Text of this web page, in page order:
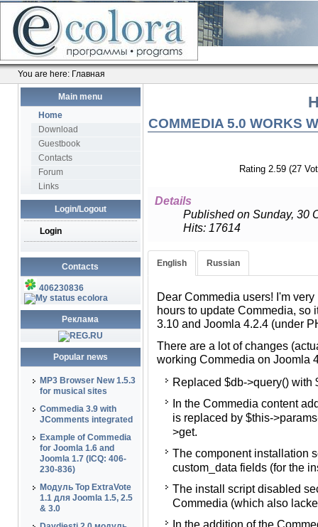
You are here: Главная
Main menu
Home
Download
Guestbook
Contacts
Forum
Links
Login/Logout
Login
Contacts
406230836
ecolora
Реклама
Popular news
MP3 Browser New 1.5.3
for musical sites
Commedia 3.9 with
JComments integrated
Example of Commedia
for Joomla 1.6 and
Joomla 1.7 (ICQ: 406-
230-836)
Модуль Top ExtraVote
1.1 для Joomla 1.5, 2.5
& 3.0
COMMEDIA 5.0 WORKS
Rating 2.59 (27
Details
Published on Sunday, 30
Hits: 17614
English Russian
Dear Commedia users! I'm
hours to update Commedia, so
3.10 and Joomla 4.2.4 (under
There are a lot of changes
working Commedia on Joomla
Replaced $db->query() with
In the Commedia content
is replaced by $this-
>get.
The component installation
custom_data fields (for the
The install script disabled
Commedia (which also
In the addition of the
Уважаемые друзья! Наконец-
чтобы провести работу по
которой сохранена
время добавлена поддержка
Сделано на самом деле было
В файлах для версии
>execute()
В контентном плагине
значений параметров с
В скрипте установки
client_id и custom_data
Joomla 4).
В скрипте установки
ранними версиями
параметры, связанные с
В плагине кнопки